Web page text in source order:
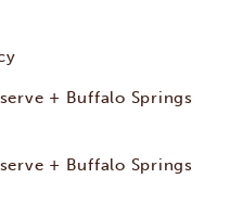
+ Buffalo Springs
+ Buffalo Springs